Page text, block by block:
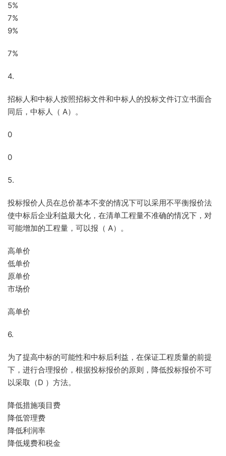
5%
7%
9%
7%
4.
招标人和中标人按照招标文件和中标人的投标文件订立书面合
同后，中标人（ A）。
0
0
5.
投标报价人员在总价基本不变的情况下可以采用不平衡报价法
使中标后企业利益最大化，在清单工程量不准确的情况下，对
可能增加的工程量，可以报（ A）。
高单价
低单价
原单价
市场价
高单价
6.
为了提高中标的可能性和中标后利益，在保证工程质量的前提
下，进行合理报价，根据投标报价的原则，降低投标报价不可
以采取（D ）方法。
降低措施项目费
降低管理费
降低利润率
降低规费和税金